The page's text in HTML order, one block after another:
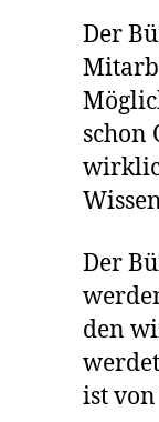
Der
schon
Der
den
ist